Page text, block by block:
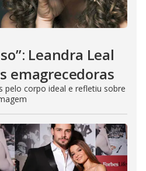
Leandra Leal
emagrecedoras
pelo corpo ideal e refletiu sobre